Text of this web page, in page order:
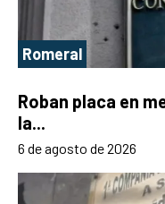
Romeral
Roban placa en
la...
6 de agosto de 2026